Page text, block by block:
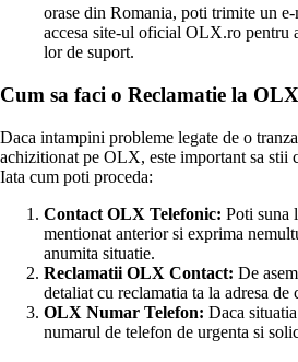
orase din Romania, poti trimite un
accesa site-ul oficial OLX.ro pentru
lor de suport.
Cum sa faci o Reclamatie la OLX
Daca intampini probleme legate de o
achizitionat pe OLX, este important sa stii
Iata cum poti proceda:
Contact OLX Telefonic: Poti suna
mentionat anterior si exprima
anumita situatie.
Reclamatii OLX Contact: De
detaliat cu reclamatia ta la adresa
OLX Numar Telefon: Daca
numarul de telefon de urgenta si